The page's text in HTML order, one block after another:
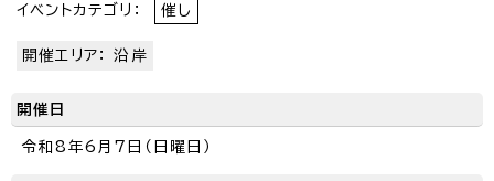
イベントカテゴリ： 催し
開催エリア： 沿岸
開催日
令和8年6月7日（日曜日）